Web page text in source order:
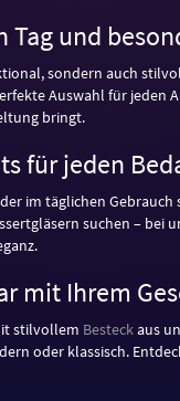
und
sondern auch
Auswahl für jeden
bringt.
für jeden
im täglichen Gebrauch
suchen – bei
mit Ihrem
stilvollem Besteckaus
oder klassisch.